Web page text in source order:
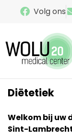
Volg ons
Diëtetiek
Welkom bij uw
Sint-